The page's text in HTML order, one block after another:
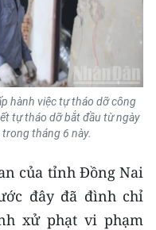
hành việc tự tháo dỡ công
tự tháo dỡ bắt đầu từ ngày
tháng 6 này.
của tỉnh Đồng Nai
đây đã đình chỉ
xử phạt vi phạm